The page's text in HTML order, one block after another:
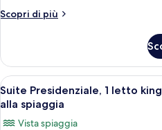
parziale
Scopri di più
Altri
idromassaggio,
vista
mare
parziale
Apri
tutte
16
Suite Presidenziale, 1 letto
alla spiaggia
Vista spiaggia